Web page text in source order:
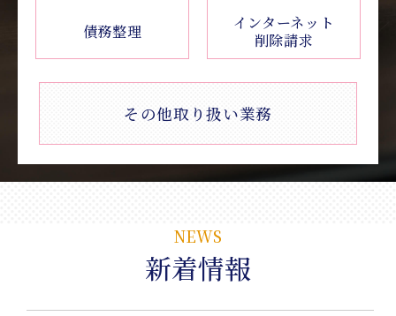
債務整理
インターネット
削除請求
その他取り扱い業務
NEWS
新着情報